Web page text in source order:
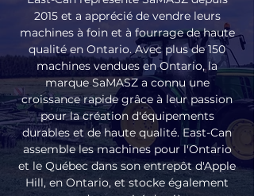
2015 et a apprécié de vendre leurs
machines à foin et à fourrage de haute
qualité en Ontario. Avec plus de 150
machines vendues en Ontario, la
marque SaMASZ a connu une
croissance rapide grâce à leur passion
pour la création d'équipements
durables et de haute qualité. East-Can
assemble les machines pour l'Ontario
et le Québec dans son entrepôt d'Apple
Hill, en Ontario, et stocke également